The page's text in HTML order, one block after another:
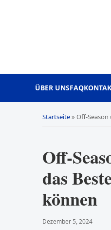
ÜBER UNSFAQ
Startseite» Off-Season
Off-
das
können
Dezember 5, 2024